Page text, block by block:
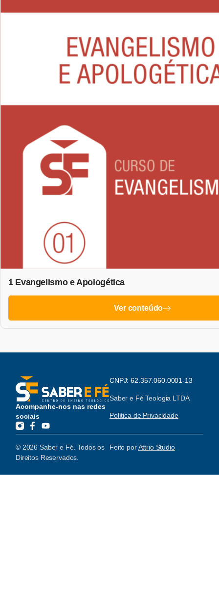
1 Evangelismo e Apologética
Ver conteúdo
Acompanhe-nos nas redes
sociais
CNPJ: 62.357.060.0001-13
Saber e Fé Teologia LTDA
Política de Privacidade
© 2026 Saber e Fé. Todos os
Direitos Reservados.
Feito porAttrio Studio